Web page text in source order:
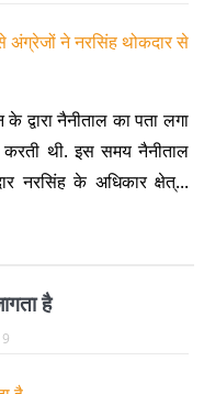
द्वारा नैनीताल का पता लगा
थी. इस समय नैनीताल
के अधिकार क्षेत्...
है